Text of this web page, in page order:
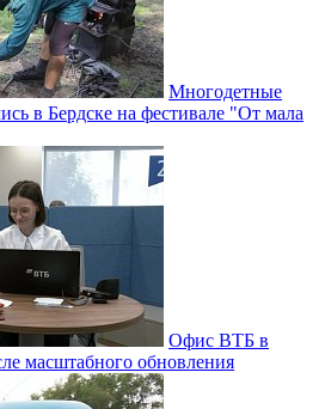
Многодетные
в Бердске на фестивале "От мала
Офис ВТБ в
масштабного обновления